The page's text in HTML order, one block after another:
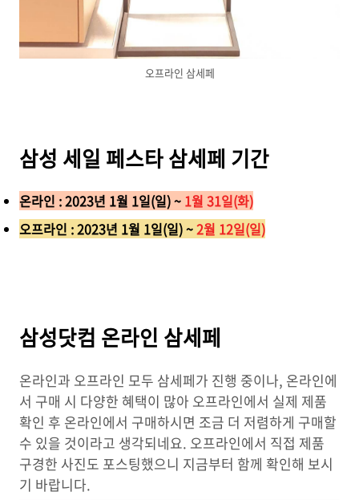
오프라인 삼세페
삼성 세일 페스타 삼세페 기간
온라인 : 2023년 1월 1일(일) ~ 1월 31일(화)
오프라인 : 2023년 1월 1일(일) ~2월 12일(일)
삼성닷컴 온라인 삼세페
온라인과 오프라인 모두 삼세페가 진행 중이나, 온라인에
서 구매 시 다양한 혜택이 많아 오프라인에서 실제 제품
확인 후 온라인에서 구매하시면 조금 더 저렴하게 구매할
수 있을 것이라고 생각되네요. 오프라인에서 직접 제품
구경한 사진도 포스팅했으니 지금부터 함께 확인해 보시
기 바랍니다.